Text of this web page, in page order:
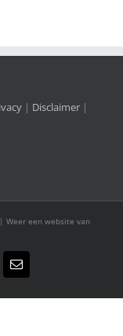
| Disclaimer|
Weer een website van
E-
mail